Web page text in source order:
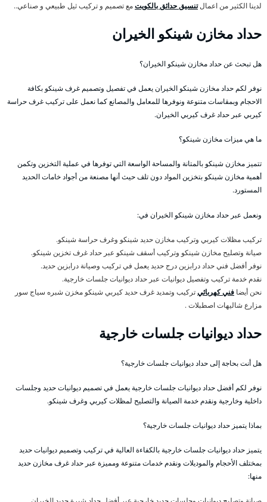
لدينا الكثير من اعمالتنسيق حدائق بالكويتمع تصميم و تركيب ثيل طبيعي و صناعي..
حداد مخازن شينكو الخيران
هل تبحث عن حداد مخازن شينكو الخيران؟
نوفر لكم حداد مخازن شينكو الخيران يعمل في تفصيل وتصميم غرف شينكو بكافة
الاحجام وبمقاسات متنوعة ونوفرها للمعامل والمصانع كما نعمل على تركيب غرف حراسة
كيربي عبر حداد غرف كيربي الخيران.
ما هي ميزات مخازن شينكو؟
تتميز مخازن شينكو بالمتانة والمساحة الواسعة التي توفرها في عملية التخزين وتكمن
أهمية مخازن شينكو بتخزين المواد دون تلف حيث أنها مصنعة من أجواد خامات الحديد
المستورد.
ونعمل عبر حداد مخازن شينكو الخيران في:
تركيب مظلات كيربي وتركيب مخازن حديد شينكو وغرف حراسة شينكو.
صيانة وتصليح مخازن شينكو وتركيب أسقف شينكو عبر حداد غرف تخزين شينكو.
نوفر أفضل فني حداد درابزين درج حديد يعمل في تركيب وصيانة درابزين حديد.
نقدم خدمة تركيب وتفصيل ديوانيات عبر حداد ديوانيات جلسات خارجية.
نحن أيضا فني كهربائيتركيب وتمديد غرف حديد كيربي شينكو مخزن شبره سياج سور
مزارع شاليهات اصطبلات .
حداد ديوانيات جلسات خارجية
هل أنت بحاجة إلى حداد ديوانيات جلسات خارجية؟
نوفر لكم أفضل حداد ديوانيات جلسات خارجية يعمل في تصميم ديوانيات حديد وجلسات
داخلية وخارجية ونقدم خدمة الصيانة والتصليح لمظلات كيربي وغرف شينكو.
بماذا يتميز حداد ديوانيات جلسات خارجية؟
يتميز حداد ديوانيات جلسات خارجية بالكفاءة العالية في تركيب وتصميم ديوانيات حديد
بمختلف الأحجام والموديلات ونقدم خدمات متنوعة ومميزة عبر حداد غرف مخازن حديد
منها: